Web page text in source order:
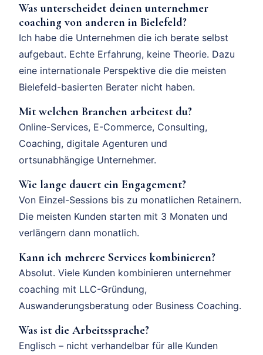
Was unterscheidet deinen unternehmer
coaching von anderen in Bielefeld?
Ich habe die Unternehmen die ich berate selbst
aufgebaut. Echte Erfahrung, keine Theorie. Dazu
eine internationale Perspektive die die meisten
Bielefeld-basierten Berater nicht haben.
Mit welchen Branchen arbeitest du?
Online-Services, E-Commerce, Consulting,
Coaching, digitale Agenturen und
ortsunabhängige Unternehmer.
Wie lange dauert ein Engagement?
Von Einzel-Sessions bis zu monatlichen Retainern.
Die meisten Kunden starten mit 3 Monaten und
verlängern dann monatlich.
Kann ich mehrere Services kombinieren?
Absolut. Viele Kunden kombinieren unternehmer
coaching mit LLC-Gründung,
Auswanderungsberatung oder Business Coaching.
Was ist die Arbeitssprache?
Englisch – nicht verhandelbar für alle Kunden